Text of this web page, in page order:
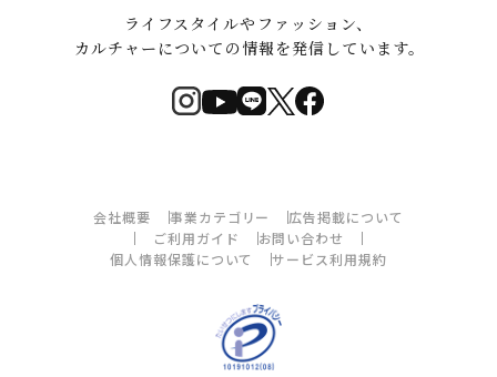
ライフスタイルやファッション、
カルチャーについての情報を発信しています。
会社概要 事業カテゴリー
広告掲載について
ご利用ガイド
お問い合わせ
個人情報保護について
サービス利用規約